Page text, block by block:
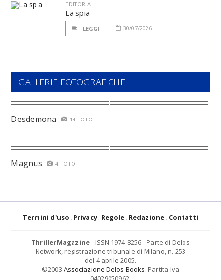
EDITORIA
La spia
LEGGI 30/07/2026
GALLERIE FOTOGRAFICHE
Desdemona 14 FOTO
Magnus 4 FOTO
Termini d'uso Privacy Regole Redazione Contatti
ThrillerMagazine- ISSN 1974-8256 - Parte di Delos
Network, registrazione tribunale di Milano, n. 253
del 4 aprile 2005.
©2003 Associazione Delos Books. Partita Iva
04029050962.